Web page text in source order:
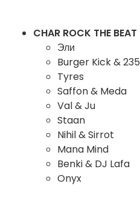
CHAR ROCK THE BEAT
Эли
Burger Kick & 235
Tyres
Saffon & Meda
Val & Ju
Staan
Nihil & Sirrot
Mana Mind
Benki & DJ Lafa
Onyx